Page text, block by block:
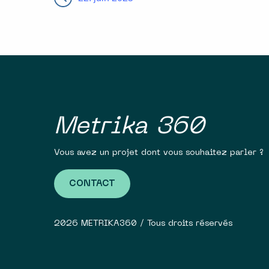
Metrika 360
Vous avez un projet dont vous souhaitez parler ?
CONTACT
2026 METRIKA360 / Tous droits réservés